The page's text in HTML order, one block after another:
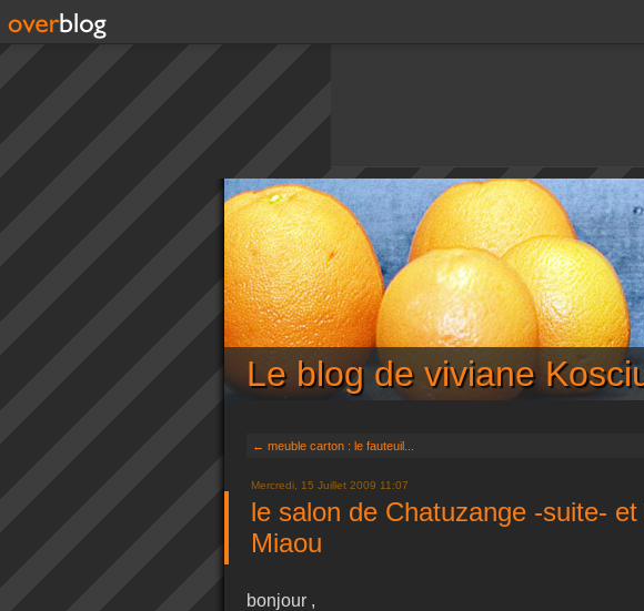
Le blog de viviane
← meuble carton : le fauteuil...
Mercredi, 15 Juillet 2009 11:07
le salon de Chatuzange -suite-
Miaou
bonjour ,